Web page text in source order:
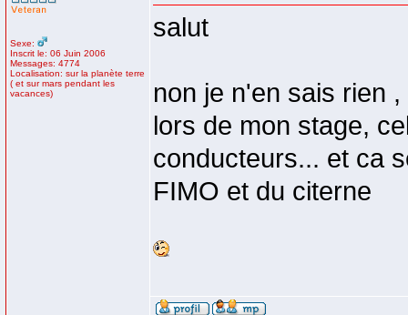
Sexe:
Inscrit le: 06 Juin 2006
Messages: 4774
Localisation: sur la planète terre
( et sur mars pendant les
vacances)
salut
non je n'en sais rien
lors de mon stage,
conducteurs... et ca
FIMO et du citerne